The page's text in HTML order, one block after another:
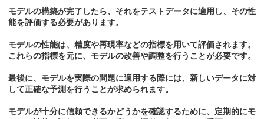
モデルの構築が完了したら、それをテストデータに適用し、その性
能を評価する必要があります。
モデルの性能は、精度や再現率などの指標を用いて評価されます。
これらの指標を元に、モデルの改善や調整を行うことが必要です。
最後に、モデルを実際の問題に適用する際には、新しいデータに対
して正確な予測を行うことが求められます。
モデルが十分に信頼できるかどうかを確認するために、定期的にモ